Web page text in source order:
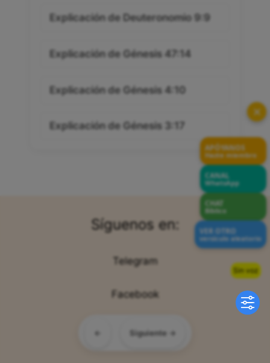
← Siguiente →
Sin voz
Explicación de Deuteronomio 9:9
Explicación de Génesis 47:14
Explicación de Génesis 4:10
Explicación de Génesis 3:17
Síguenos en:
Telegram
Facebook
Twitter/X
✕
APÓYANOS
Hazte miembro
CANAL
WhatsApp
CHAT
Bíblico
VER OTRO
versículo aleatorio